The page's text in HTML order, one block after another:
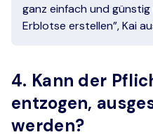
ganz einfach und
Erblotse erstellen”, Kai
4. Kann der
entzogen,
werden?